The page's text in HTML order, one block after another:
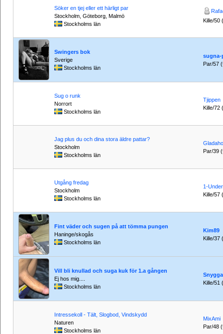
Söker en tjej eller ett härligt par
Stockholm, Göteborg, Malmö
Stockholms län
Kille/50
Swingers bok
Sverige
Stockholms län
sugna-
Par/57
Sug o runk
Norrort
Stockholms län
Tjippen
Kille/72
Jag plus du och dina stora äldre pattar?
Stockholm
Stockholms län
Par/39
Utgång fredag
Stockholm
Stockholms län
1-
Kille/57
Fint väder och sugen på att tömma pungen
Haninge/skogås
Stockholms län
Kim89
Kille/37
Vill bli knullad och suga kuk för 1.a gången
Ej hos mig....
Stockholms län
Kille/51
Intressekoll - Tält, Slogbod, Vindskydd
Naturen
Stockholms län
MixAmi
Par/48